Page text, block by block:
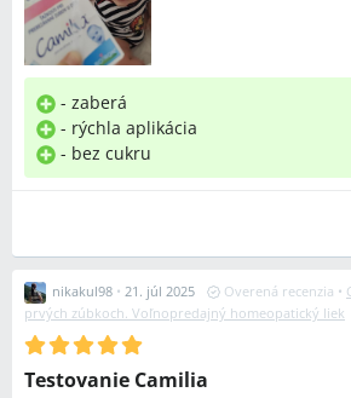
- zaberá
- rýchla aplikácia
- bez cukru
nikakul98 • 21. júl 2025 Overená recenzia •
prvých zúbkoch. Voľnopredajný homeopatický liek
Testovanie Camilia